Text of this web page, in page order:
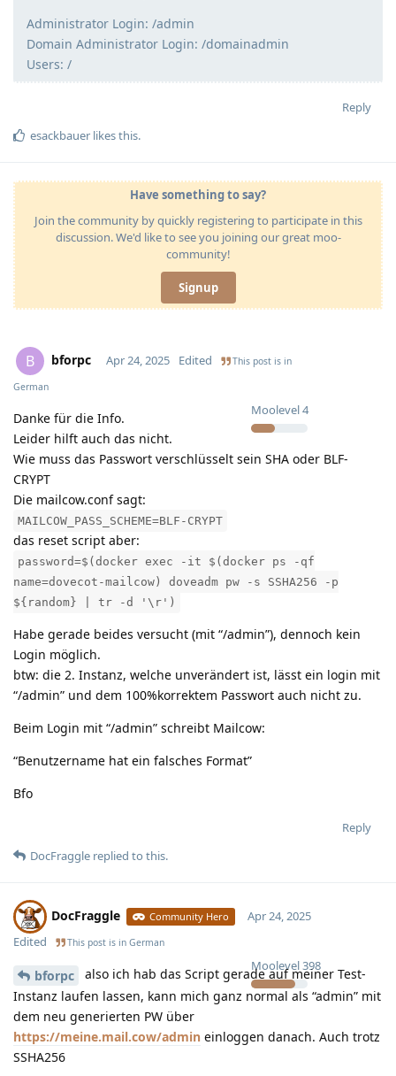
Administrator Login: /admin
Domain Administrator Login: /domainadmin
Users: /
Reply
esackbauer likes this.
Have something to say?
Join the community by quickly registering to participate in this
discussion. We'd like to see you joining our great moo-
community!
Signup
B bforpc
Moolevel4
Apr 24, 2025 Edited This post is in
German
Danke für die Info.
Leider hilft auch das nicht.
Wie muss das Passwort verschlüsselt sein SHA oder BLF-
CRYPT
Die mailcow.conf sagt:
MAILCOW_PASS_SCHEME=BLF-CRYPT
das reset script aber:
password=$(docker exec -it $(docker ps -qf
name=dovecot-mailcow) doveadm pw -s SSHA256 -p
${random} | tr -d '\r')
Habe gerade beides versucht (mit “/admin”), dennoch kein
Login möglich.
btw: die 2. Instanz, welche unverändert ist, lässt ein login mit
“/admin” und dem 100%korrektem Passwort auch nicht zu.
Beim Login mit “/admin” schreibt Mailcow:
“Benutzername hat ein falsches Format”
Bfo
Reply
DocFraggle replied to this.
DocFraggle Community Hero
Moolevel398
Apr 24, 2025
Edited
This post is in German
bforpc
also ich hab das Script gerade auf meiner Test-
Instanz laufen lassen, kann mich ganz normal als “admin” mit
dem neu generierten PW über
https://meine.mail.cow/admin einloggen danach. Auch trotz
SSHA256